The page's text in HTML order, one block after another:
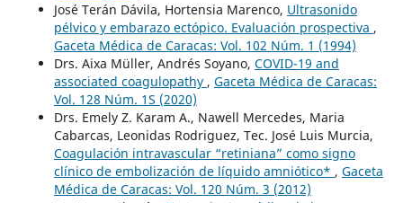
José Terán Dávila, Hortensia Marenco, Ultrasonido
pélvico y embarazo ectópico. Evaluación prospectiva ,
Gaceta Médica de Caracas: Vol. 102 Núm. 1 (1994)
Drs. Aixa Müller, Andrés Soyano, COVID-19 and
associated coagulopathy , Gaceta Médica de Caracas:
Vol. 128 Núm. 1S (2020)
Drs. Emely Z. Karam A., Nawell Mercedes, Maria
Cabarcas, Leonidas Rodriguez, Tec. José Luis Murcia,
Coagulación intravascular “retiniana” como signo
clínico de embolización de líquido amniótico* , Gaceta
Médica de Caracas: Vol. 120 Núm. 3 (2012)